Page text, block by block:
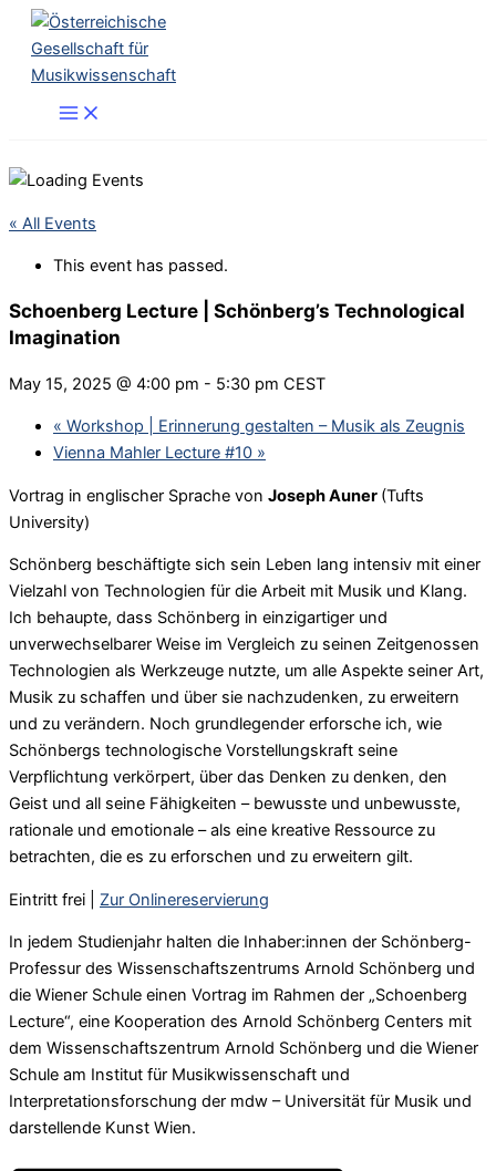
Skip
content
« All Events
This event has passed.
Schoenberg Lecture | Schönberg’s Technological
Imagination
May 15, 2025 @ 4:00 pm - 5:30 pm CEST
« Workshop | Erinnerung gestalten – Musik als Zeugnis
Vienna Mahler Lecture #10 »
Vortrag in englischer Sprache von Joseph Auner (Tufts
University)
Schönberg beschäftigte sich sein Leben lang intensiv mit einer
Vielzahl von Technologien für die Arbeit mit Musik und Klang.
Ich behaupte, dass Schönberg in einzigartiger und
unverwechselbarer Weise im Vergleich zu seinen Zeitgenossen
Technologien als Werkzeuge nutzte, um alle Aspekte seiner Art,
Musik zu schaffen und über sie nachzudenken, zu erweitern
und zu verändern. Noch grundlegender erforsche ich, wie
Schönbergs technologische Vorstellungskraft seine
Verpflichtung verkörpert, über das Denken zu denken, den
Geist und all seine Fähigkeiten – bewusste und unbewusste,
rationale und emotionale – als eine kreative Ressource zu
betrachten, die es zu erforschen und zu erweitern gilt.
Eintritt frei | Zur Onlinereservierung
In jedem Studienjahr halten die Inhaber:innen der Schönberg-
Professur des Wissenschaftszentrums Arnold Schönberg und
die Wiener Schule einen Vortrag im Rahmen der „Schoenberg
Lecture“, eine Kooperation des Arnold Schönberg Centers mit
dem Wissenschaftszentrum Arnold Schönberg und die Wiener
Schule am Institut für Musikwissenschaft und
Interpretationsforschung der mdw – Universität für Musik und
darstellende Kunst Wien.